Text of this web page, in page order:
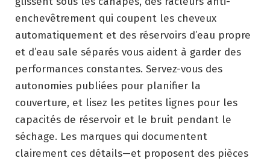
enchevêtrement qui coupent les cheveux
automatiquement et des réservoirs d’eau propre
et d’eau sale séparés vous aident à garder des
performances constantes. Servez-vous des
autonomies publiées pour planifier la
couverture, et lisez les petites lignes pour les
capacités de réservoir et le bruit pendant le
séchage. Les marques qui documentent
clairement ces détails—et proposent des pièces